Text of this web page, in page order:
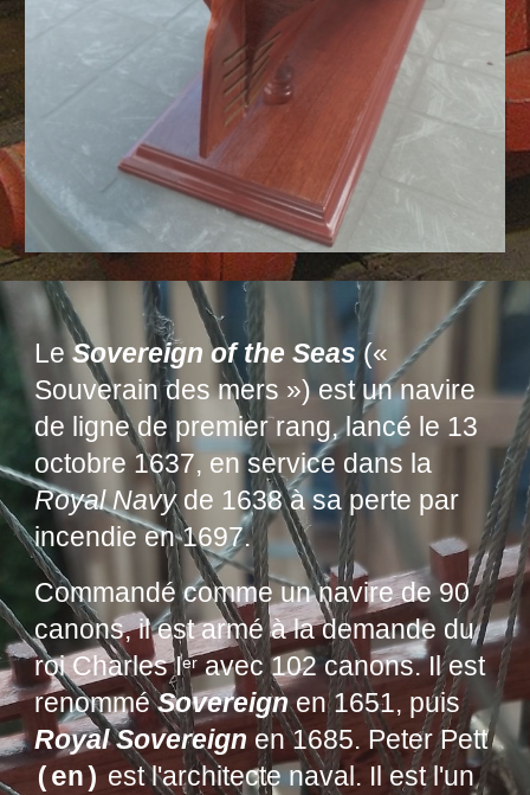
LeSovereign of the Seas(«
Souverain des mers ») est unnavire
de lignedepremier rang, lancé le 13
octobre 1637, en service dans la
Royal Navyde 1638 à sa perte par
incendie en 1697.
Commandé comme un navire de 90
canons, il est armé à la demande du
roiCharles Ieravec 102 canons. Il est
renomméSovereignen 1651, puis
Royal Sovereign en 1685. Peter Pett
(en) est l'architecte naval. Il est l'un